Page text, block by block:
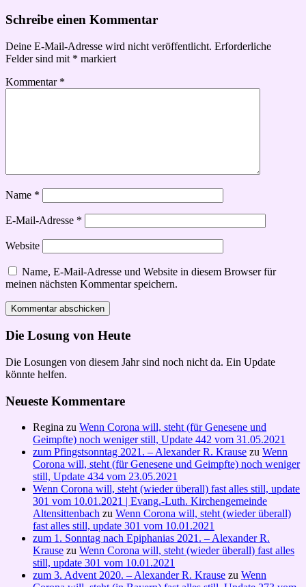
Schreibe einen Kommentar
Deine E-Mail-Adresse wird nicht veröffentlicht. Erforderliche
Felder sind mit * markiert
Kommentar *
Name *
E-Mail-Adresse *
Website
Name, E-Mail-Adresse und Website in diesem Browser für
meinen nächsten Kommentar speichern.
Die Losung von Heute
Die Losungen von diesem Jahr sind noch nicht da. Ein Update
könnte helfen.
Neueste Kommentare
Regina zu Wenn Corona will, steht (für Genesene und
Geimpfte) noch weniger still, Update 442 vom 31.05.2021
zum Pfingstsonntag 2021. – Alexander R. Krause zu Wenn
Corona will, steht (für Genesene und Geimpfte) noch weniger
still, Update 434 vom 23.05.2021
Wenn Corona will, steht (wieder überall) fast alles still, update
301 vom 10.01.2021 | Evang.-Luth. Kirchengemeinde
Altensittenbach zu Wenn Corona will, steht (wieder überall)
fast alles still, update 301 vom 10.01.2021
zum 1. Sonntag nach Epiphanias 2021. – Alexander R.
Krause zu Wenn Corona will, steht (wieder überall) fast alles
still, update 301 vom 10.01.2021
zum 3. Advent 2020. – Alexander R. Krause zu Wenn